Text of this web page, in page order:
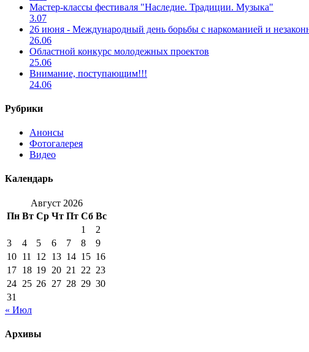
Мастер-классы фестиваля "Наследие. Традиции. Музыка"
3.07
26 июня - Международный день борьбы с наркоманией и
26.06
Областной конкурс молодежных проектов
25.06
Внимание, поступающим!!!
24.06
Рубрики
Анонсы
Фотогалерея
Видео
Календарь
Август 2026
Пн Вт Ср Чт Пт Сб Вс
1
2
3
4 5 6 7 8
9
10 11 12 13 14 15 16
17 18 19 20 21 22 23
24 25 26 27 28 29 30
31
« Июл
Архивы